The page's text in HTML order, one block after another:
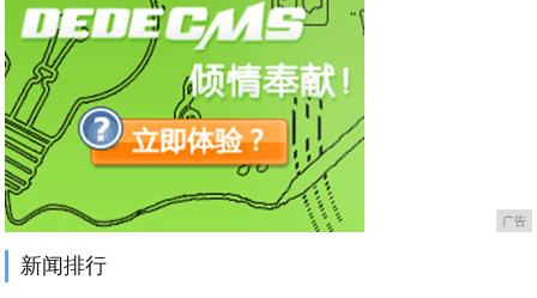
广告
新闻排行